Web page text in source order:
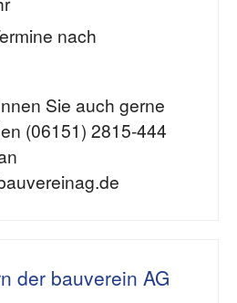
nach
Sie auch gerne
(06151) 2815-444
der bauverein AG